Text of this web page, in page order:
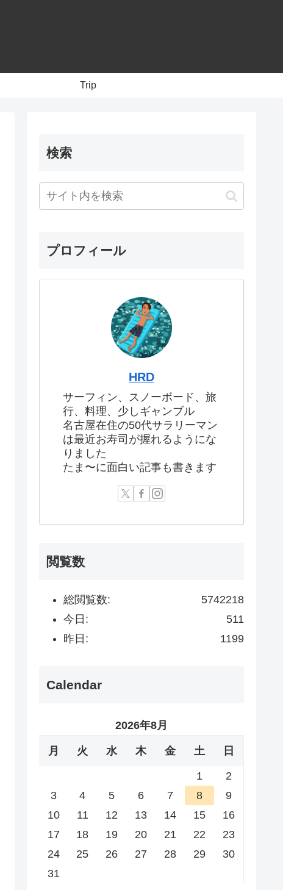
Trip
検索
プロフィール
HRD
サーフィン、スノーボード、旅
行、料理、少しギャンブル
名古屋在住の50代サラリーマン
は最近お寿司が握れるようにな
りました
たま〜に面白い記事も書きます
閲覧数
5742218
総閲覧数:
511
今日:
1199
昨日:
Calendar
2026年8月
月 火 水 木 金 土 日
1
2
3
4 5 6 7 8
9
10
11 12 13 14 15
16
17
18 19 20 21 22
23
24
25 26 27 28 29
30
31